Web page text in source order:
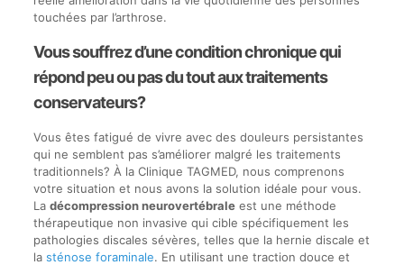
touchées par l’arthrose.
Vous souffrez d’une condition chronique qui
répond peu ou pas du tout aux traitements
conservateurs?
Vous êtes fatigué de vivre avec des douleurs persistantes
qui ne semblent pas s’améliorer malgré les traitements
traditionnels? À la Clinique TAGMED, nous comprenons
votre situation et nous avons la solution idéale pour vous.
La décompression neurovertébraleest une méthode
thérapeutique non invasive qui cible spécifiquement les
pathologies discales sévères, telles que la hernie discale et
la sténose foraminale. En utilisant une traction douce et